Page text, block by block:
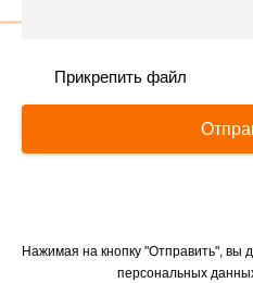
Прикрепить файл
Нажимая на кнопку "Отправить", вы
персональных